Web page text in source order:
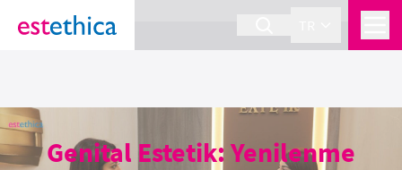
section Service {
Genital Estetik: Yenilenme